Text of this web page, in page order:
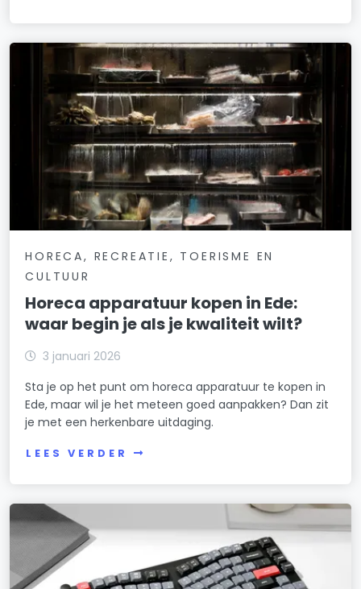
HORECA, RECREATIE, TOERISME EN
CULTUUR
Horeca apparatuur kopen in Ede:
waar begin je als je kwaliteit wilt?
3 januari 2026
Sta je op het punt om horeca apparatuur te kopen in
Ede, maar wil je het meteen goed aanpakken? Dan zit
je met een herkenbare uitdaging.
LEES VERDER